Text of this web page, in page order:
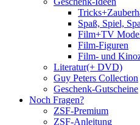
Spaß, Spiel,
Film+TV
Film-Figuren
Film- und
Literatur(+ DVD)
Guy Peters Collection
Geschenk-Gutscheine
Noch Fragen?
ZSF-Premium
ZSF-Anleitung